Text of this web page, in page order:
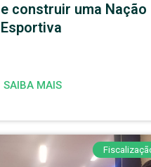
e construir uma Nação
Esportiva
SAIBA MAIS